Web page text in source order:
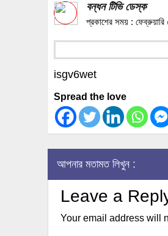
বন্ধন টিভি ডেস্ক
প্রকাশের সময় :
isgv6wet
Spread the love
আপনার মতামত লিখুন :
Leave a
Your email address will